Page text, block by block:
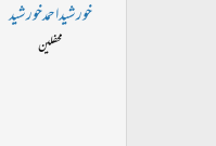
خورشیداحمدخورشید
محفلین